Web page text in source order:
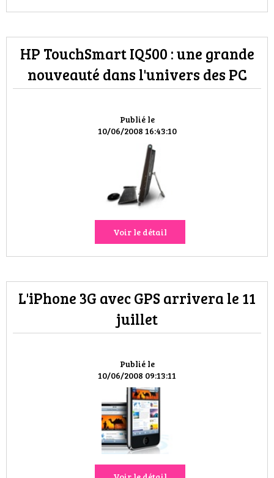
Publié le
10/06/2008 16:43:10
HP TouchSmart IQ500 : une grande
nouveauté dans l'univers des PC
Voir le détail
Publié le
10/06/2008 09:13:11
L'iPhone 3G avec GPS arrivera le 11
juillet